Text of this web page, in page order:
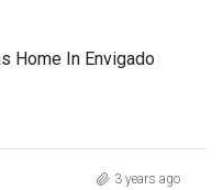
Home In Envigado
3 years ago